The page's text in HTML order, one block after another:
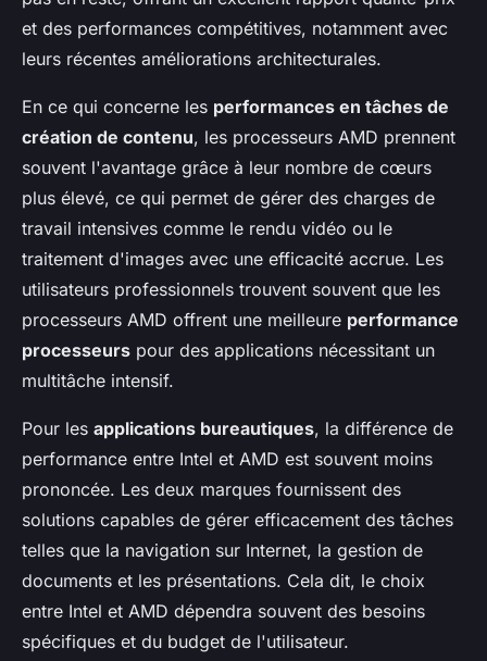
et des performances compétitives, notamment avec
leurs récentes améliorations architecturales.
En ce qui concerne les performances en tâches de
création de contenu, les processeurs AMD prennent
souvent l'avantage grâce à leur nombre de cœurs
plus élevé, ce qui permet de gérer des charges de
travail intensives comme le rendu vidéo ou le
traitement d'images avec une efficacité accrue. Les
utilisateurs professionnels trouvent souvent que les
processeurs AMD offrent une meilleure performance
processeurs pour des applications nécessitant un
multitâche intensif.
Pour les applications bureautiques, la différence de
performance entre Intel et AMD est souvent moins
prononcée. Les deux marques fournissent des
solutions capables de gérer efficacement des tâches
telles que la navigation sur Internet, la gestion de
documents et les présentations. Cela dit, le choix
entre Intel et AMD dépendra souvent des besoins
spécifiques et du budget de l'utilisateur.